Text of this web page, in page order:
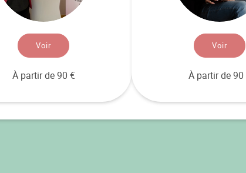
Voir
À partir de 90 €
Voir
À partir de 90